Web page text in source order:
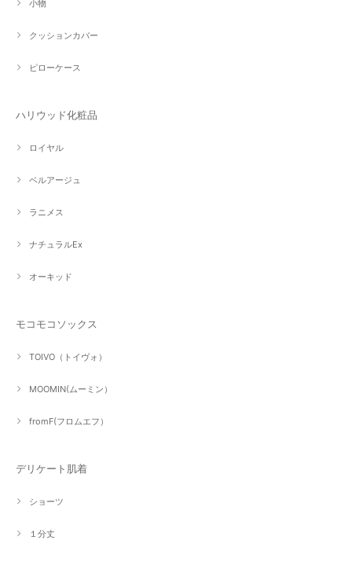
小物
クッションカバー
ピローケース
ハリウッド化粧品
ロイヤル
ベルアージュ
ラニメス
ナチュラルEx
オーキッド
モコモコソックス
TOIVO（トイヴォ）
MOOMIN(ムーミン）
fromF(フロムエフ）
デリケート肌着
ショーツ
１分丈